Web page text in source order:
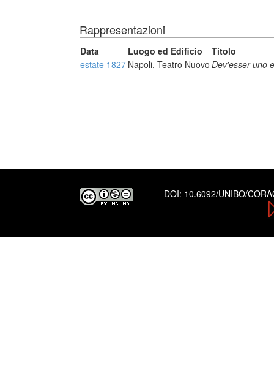
Rappresentazioni
Data Luogo ed Edificio
Titolo
estate 1827 Napoli, Teatro Nuovo Dev'esser uno
DOI: 10.6092/UNIBO/